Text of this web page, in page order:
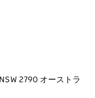
2790 オーストラ